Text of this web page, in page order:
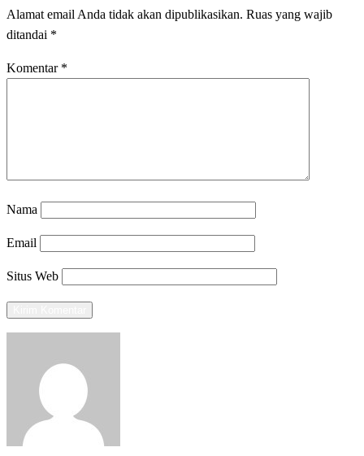
Alamat email Anda tidak akan dipublikasikan. Ruas yang wajib
ditandai *
Komentar *
Nama
Email
Situs Web